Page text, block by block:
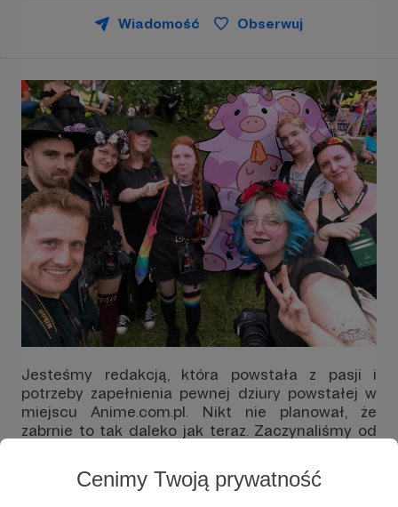
Cenimy Twoją prywatność
Wiadomość Obserwuj
Jesteśmy redakcją, która powstała z pasji i
potrzeby zapełnienia pewnej dziury powstałej w
miejscu Anime.com.pl. Nikt nie planował, że
zabrnie to tak daleko jak teraz. Zaczynaliśmy od
luźne materiały informacyjne o wydarzeniach w
pobliżu Krakowa. Dziś jesteśmy pełnoprawną